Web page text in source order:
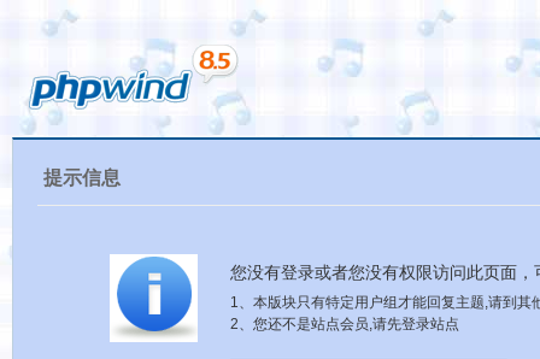
提示信息
您没有登录或者您没有权限访问此页面
1、本版块只有特定用户组才能回复主题,请到其
2、您还不是站点会员,请先登录站点